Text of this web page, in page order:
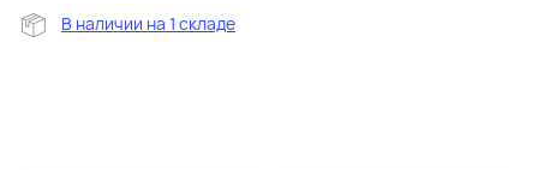
В наличии на 1 складе